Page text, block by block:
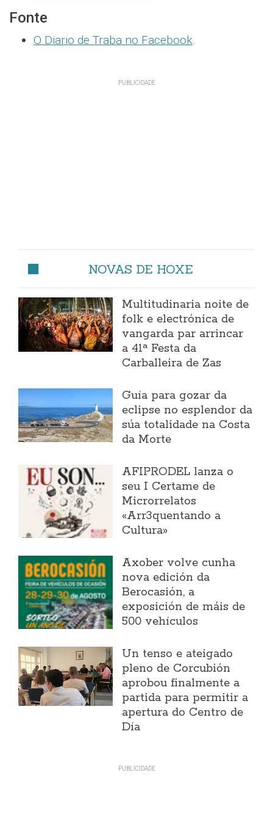
Fonte
O Diario de Traba no Facebook.
NOVAS DE HOXE
Multitudinaria noite de
folk e electrónica de
vangarda par arrincar
a 41ª Festa da
Carballeira de Zas
Guía para gozar da
eclipse no esplendor da
súa totalidade na Costa
da Morte
AFIPRODEL lanza o
seu I Certame de
Microrrelatos
«Arr3quentando a
Cultura»
Axober volve cunha
nova edición da
Berocasión, a
exposición de máis de
500 vehículos
Un tenso e ateigado
pleno de Corcubión
aprobou finalmente a
partida para permitir a
apertura do Centro de
Día